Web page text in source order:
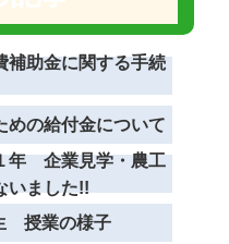
補助金に関する手続
めの給付金について
年 企業見学・農工
いました!!
授業の様子